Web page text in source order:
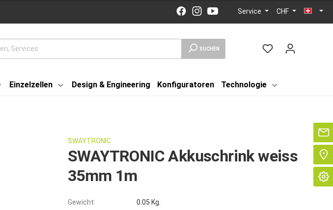
Service CHF
SUCHEN
Einzelzellen Design & Engineering Konfiguratoren Technologie
SWAYTRONIC
SWAYTRONIC Akkuschrink weiss
35mm 1m
Gewicht:
0.05 Kg.